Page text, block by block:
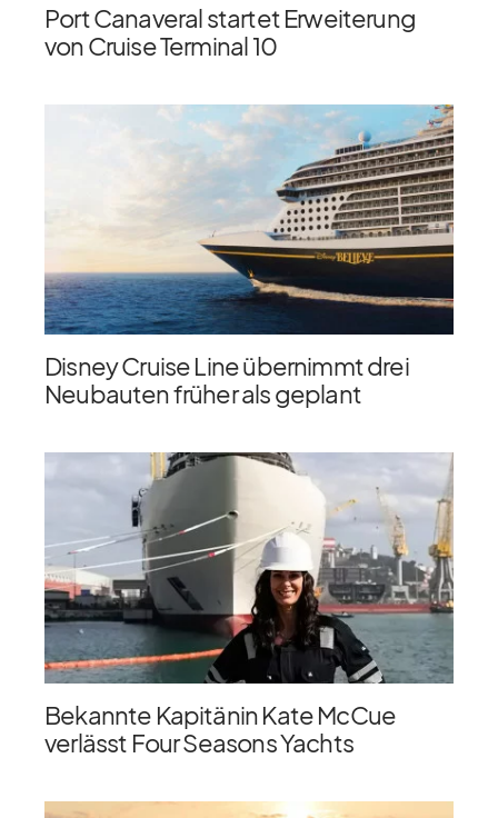
Port Canaveral startet Erweiterung
von Cruise Terminal 10
Disney Cruise Line übernimmt drei
Neubauten früher als geplant
Bekannte Kapitänin Kate McCue
verlässt Four Seasons Yachts